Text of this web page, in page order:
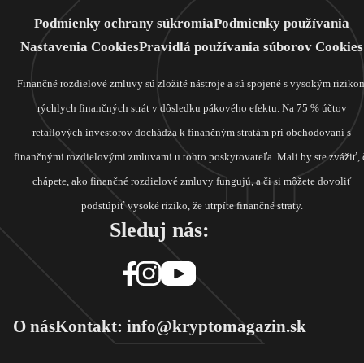
Podmienky ochrany súkromiaPodmienky používania
Nastavenia CookiesPravidlá používania súborov Cookies
Finančné rozdielové zmluvy sú zložité nástroje a sú spojené s vysokým
rýchlych finančných strát v dôsledku pákového efektu. Na 75 % účtov
retailových investorov dochádza k finančným stratám pri obchodovaní s
finančnými rozdielovými zmluvami u tohto poskytovateľa. Mali by ste zvážiť,
chápete, ako finančné rozdielové zmluvy fungujú, a či si môžete dovoliť
podstúpiť vysoké riziko, že utrpíte finančné straty.
Sleduj nás:
O násKontakt: info@kryptomagazin.sk